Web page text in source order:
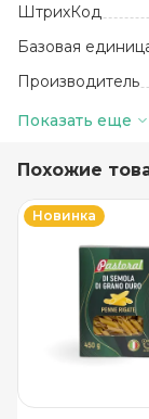
ШтрихКод
Базовая
Производитель
Количество в
Температура
Бренд
Вид упаковки
Показать еще
Похожие
Новинка